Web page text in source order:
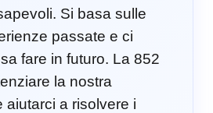
Si basa sulle
passate e ci
fare in futuro. La 852
la nostra
aiutarci a risolvere i